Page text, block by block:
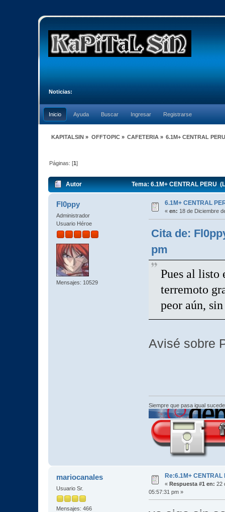
Noticias:
Inicio Ayuda Buscar Ingresar Registrarse
KAPITALSIN » OFFTOPIC» CAFETERIA» 6.1M+ CENTRAL
Páginas: [1]
Autor Tema: 6.1M+ CENTRAL PERU
Fl0ppy
Administrador
Usuario Héroe
Mensajes: 10529
6.1M+ CENTRAL
« en: 18 de Diciembre
Cita de:
pm
Pues al listo
terremoto
peor aún, sin
Avisé sobre
Siempre que pasa igual
mariocanales
Usuario Sr.
Mensajes: 466
Re:6.1M+ CENTRAL
« Respuesta #1 en: 22
05:57:31 pm »